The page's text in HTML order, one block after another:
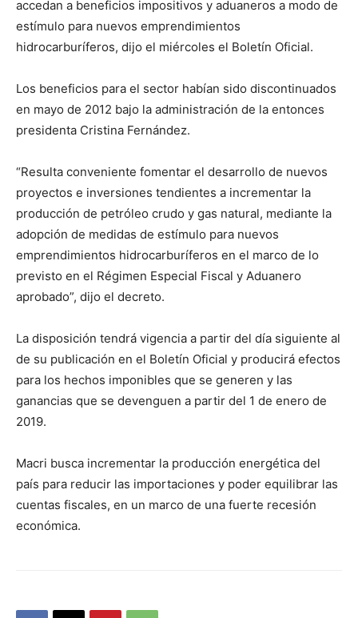
accedan a beneficios impositivos y aduaneros a modo de
estímulo para nuevos emprendimientos
hidrocarburíferos, dijo el miércoles el Boletín Oficial.
Los beneficios para el sector habían sido discontinuados
en mayo de 2012 bajo la administración de la entonces
presidenta Cristina Fernández.
“Resulta conveniente fomentar el desarrollo de nuevos
proyectos e inversiones tendientes a incrementar la
producción de petróleo crudo y gas natural, mediante la
adopción de medidas de estímulo para nuevos
emprendimientos hidrocarburíferos en el marco de lo
previsto en el Régimen Especial Fiscal y Aduanero
aprobado”, dijo el decreto.
La disposición tendrá vigencia a partir del día siguiente al
de su publicación en el Boletín Oficial y producirá efectos
para los hechos imponibles que se generen y las
ganancias que se devenguen a partir del 1 de enero de
2019.
Macri busca incrementar la producción energética del
país para reducir las importaciones y poder equilibrar las
cuentas fiscales, en un marco de una fuerte recesión
económica.